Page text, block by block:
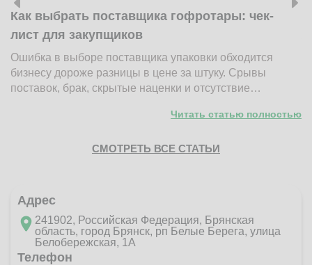
Как выбрать поставщика гофротары: чек-
лист для закупщиков
Ошибка в выборе поставщика упаковки обходится
бизнесу дороже разницы в цене за штуку. Срывы
поставок, брак, скрытые наценки и отсутствие…
Читать статью полностью
СМОТРЕТЬ ВСЕ СТАТЬИ
Адрес
241902, Российская Федерация, Брянская
область, город Брянск, рп Белые Берега, улица
Белобережская, 1А
Телефон